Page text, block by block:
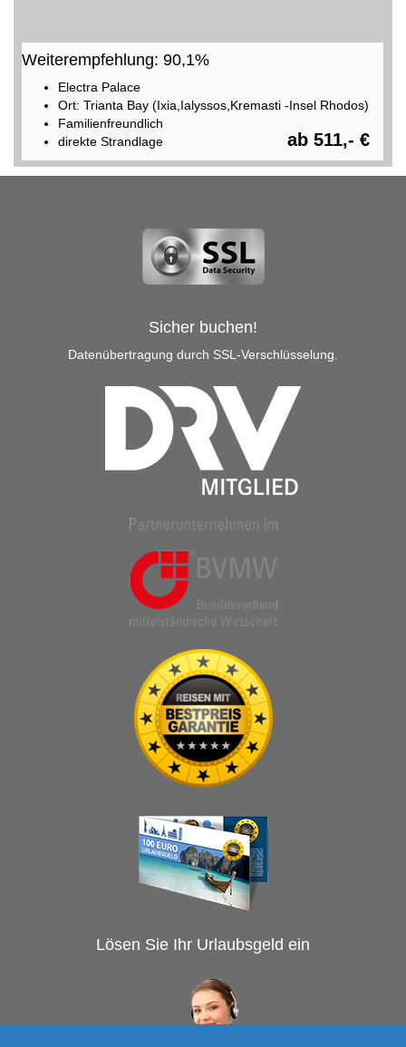
Weiterempfehlung: 90,1%
Electra Palace
Ort: Trianta Bay (Ixia,Ialyssos,Kremasti -Insel Rhodos)
Familienfreundlich
direkte Strandlage
ab 511,- €
Sicher buchen!
Datenübertragung durch SSL-Verschlüsselung.
Lösen Sie Ihr Urlaubsgeld ein